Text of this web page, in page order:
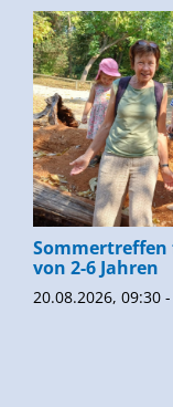
von 2-6 Jahren
20.08.2026, 09:30